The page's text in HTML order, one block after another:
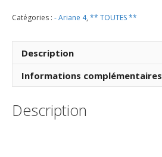
du
Catégories : - Ariane 4, ** TOUTES **
Description
Informations complémentaires
Description